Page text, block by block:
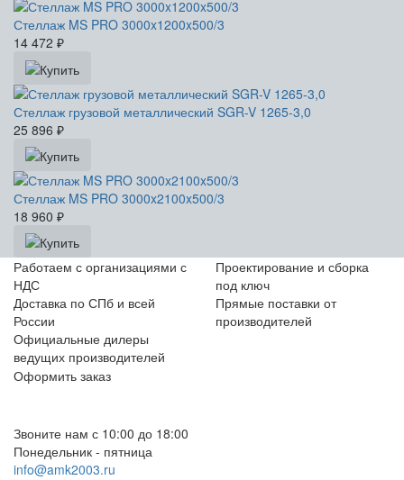
Стеллаж MS PRO 3000x1200x500/3
14 472 ₽
Стеллаж грузовой металлический SGR-V 1265-3,0
25 896 ₽
Стеллаж MS PRO 3000x2100x500/3
18 960 ₽
Работаем с организациями с
НДС
Проектирование и сборка
под ключ
Доставка по СПб и всей
России
Прямые поставки от
производителей
Официальные дилеры
ведущих производителей
Оформить заказ
Звоните нам с 10:00 до 18:00
Понедельник - пятница
info@amk2003.ru